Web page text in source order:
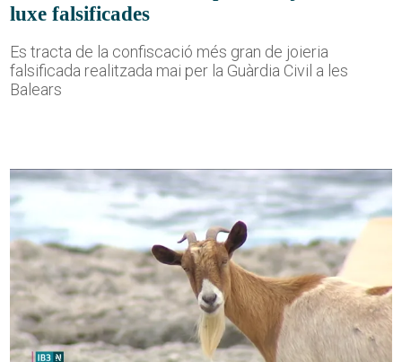
luxe falsificades
Es tracta de la confiscació més gran de joieria
falsificada realitzada mai per la Guàrdia Civil a les
Balears